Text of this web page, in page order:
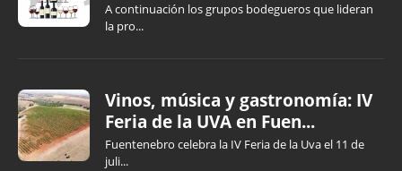
A continuación los grupos bodegueros que lideran
la pro...
Vinos, música y gastronomía: IV
Feria de la UVA en Fuen...
Fuentenebro celebra la IV Feria de la Uva el 11 de
juli...